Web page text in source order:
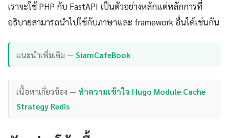
เราจะใช้ PHP กับ FastAPI เป็นตัวอย่างหลักแต่หลักการที่
อธิบายสามารถนำไปใช้กับภาษาและ framework อื่นได้เช่นกัน
แนะนำเพิ่มเติม —SiamCafeBook
เนื้อหาเกี่ยวข้อง — ทำความเข้าใจ Hugo Module Cache
Strategy Redis